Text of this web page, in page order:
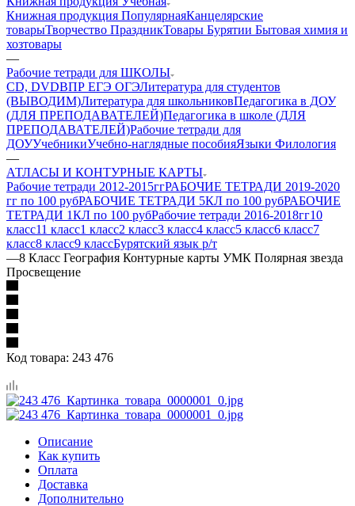
Книжная продукция ПопулярнаяКанцелярские
товарыТворчество ПраздникТовары Бурятии Бытовая химия и
хозтовары
—
Рабочие тетради для ШКОЛЫ
CD, DVDВПР ЕГЭ ОГЭЛитература для студентов
(ВЫВОДИМ)Литература для школьниковПедагогика в ДОУ
(ДЛЯ ПРЕПОДАВАТЕЛЕЙ)Педагогика в школе (ДЛЯ
ПРЕПОДАВАТЕЛЕЙ)Рабочие тетради для
ДОУУчебникиУчебно-наглядные пособияЯзыки Филология
—
АТЛАСЫ И КОНТУРНЫЕ КАРТЫ
Рабочие тетради 2012-2015ггРАБОЧИЕ ТЕТРАДИ 2019-2020
гг по 100 рубРАБОЧИЕ ТЕТРАДИ 5КЛ по 100 рубРАБОЧИЕ
ТЕТРАДИ 1КЛ по 100 рубРабочие тетради 2016-2018гг10
класс11 класс1 класс2 класс3 класс4 класс5 класс6 класс7
класс8 класс9 классБурятский язык р/т
—8 Класс География Контурные карты УМК Полярная звезда
Просвещение
Код товара: 243 476
Описание
Как купить
Оплата
Доставка
Дополнительно